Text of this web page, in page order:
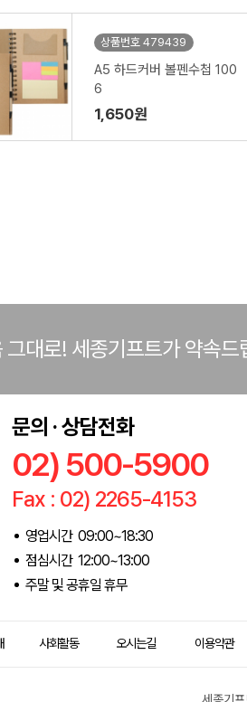
상품번호 479439
A5 하드커버 볼펜수첩 100
6
1,650원
그대로! 세종기프트가 약속드
문의 · 상담전화
02) 500-5900
Fax : 02) 2265-4153
영업시간 09:00~18:30
점심시간 12:00~13:00
주말 및 공휴일 휴무
사회활동 오시는길 이용약관